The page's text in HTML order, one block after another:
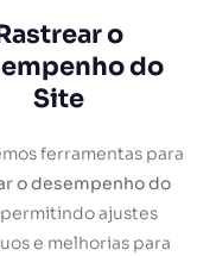
o
do
Site
ferramentas para
o desempenho do
permitindo ajustes
e melhorias para